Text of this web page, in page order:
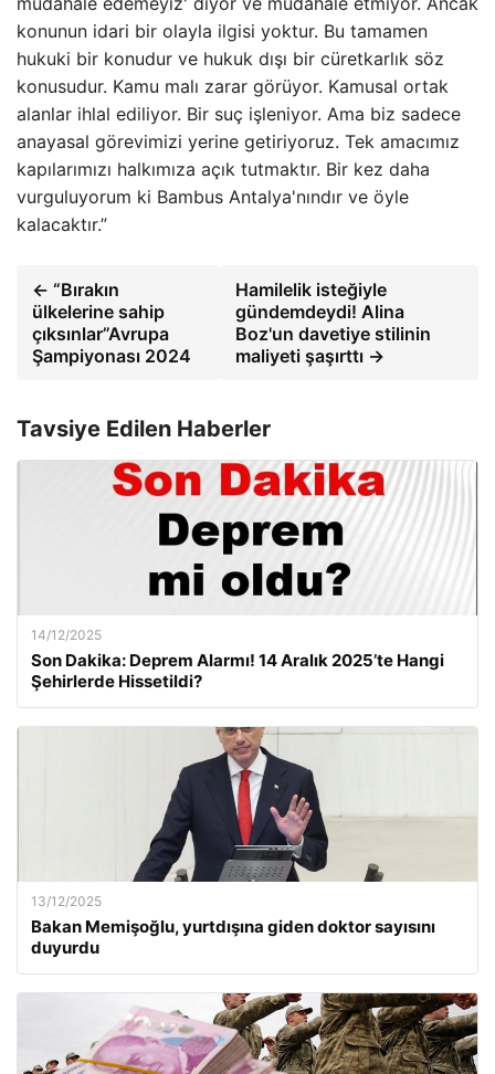
konunun idari bir olayla ilgisi yoktur. Bu tamamen
hukuki bir konudur ve hukuk dışı bir cüretkarlık söz
konusudur. Kamu malı zarar görüyor. Kamusal ortak
alanlar ihlal ediliyor. Bir suç işleniyor. Ama biz sadece
anayasal görevimizi yerine getiriyoruz. Tek amacımız
kapılarımızı halkımıza açık tutmaktır. Bir kez daha
vurguluyorum ki Bambus Antalya'nındır ve öyle
kalacaktır.”
← “Bırakın
ülkelerine sahip
çıksınlar”Avrupa
Şampiyonası 2024
Hamilelik isteğiyle
gündemdeydi! Alina
Boz'un davetiye stilinin
maliyeti şaşırttı →
Tavsiye Edilen Haberler
14/12/2025
Son Dakika: Deprem Alarmı! 14 Aralık 2025’te Hangi
Şehirlerde Hissetildi?
13/12/2025
Bakan Memişoğlu, yurtdışına giden doktor sayısını
duyurdu